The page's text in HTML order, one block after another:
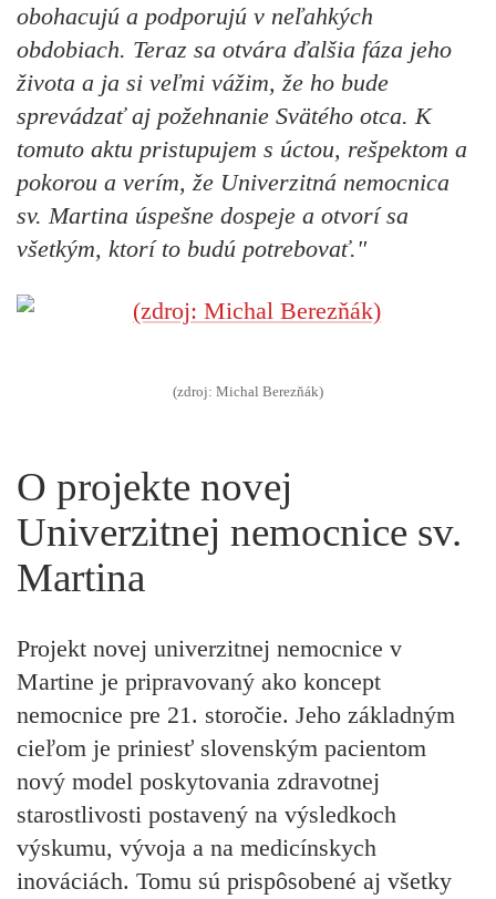
obohacujú a podporujú v neľahkých
obdobiach. Teraz sa otvára ďalšia fáza jeho
života a ja si veľmi vážim, že ho bude
sprevádzať aj požehnanie Svätého otca. K
tomuto aktu pristupujem s úctou, rešpektom a
pokorou a verím, že Univerzitná nemocnica
sv. Martina úspešne dospeje a otvorí sa
všetkým, ktorí to budú potrebovať."
(zdroj: Michal Berezňák)
O projekte novej
Univerzitnej nemocnice sv.
Martina
Projekt novej univerzitnej nemocnice v
Martine je pripravovaný ako koncept
nemocnice pre 21. storočie. Jeho základným
cieľom je priniesť slovenským pacientom
nový model poskytovania zdravotnej
starostlivosti postavený na výsledkoch
výskumu, vývoja a na medicínskych
inováciách. Tomu sú prispôsobené aj všetky